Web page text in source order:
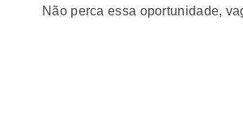
Não perca essa oportunidade,